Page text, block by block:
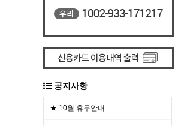
공지사항
★ 10월 휴무안내